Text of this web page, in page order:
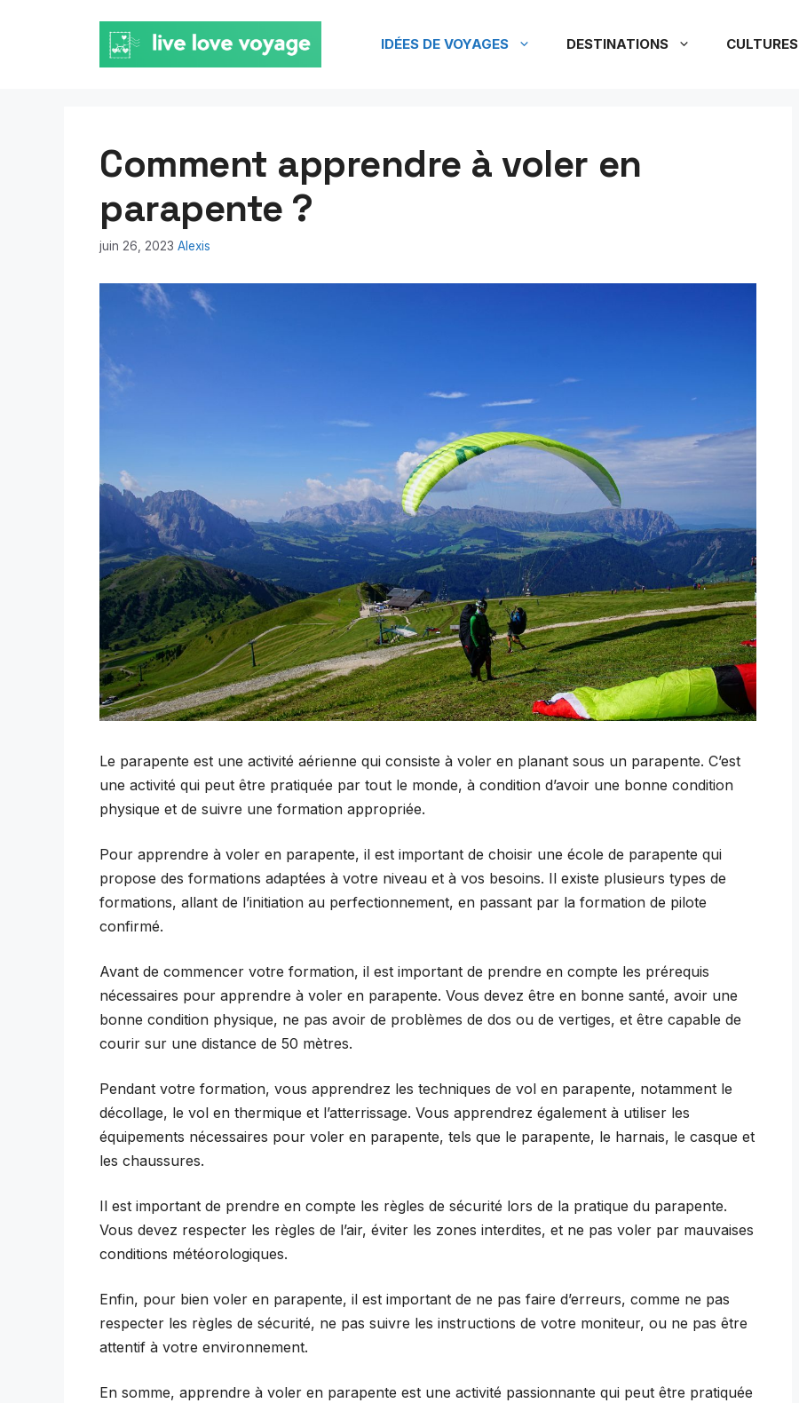
IDÉES DE VOYAGES DESTINATIONS CULTURES
Comment apprendre à voler en
parapente ?
juin 26, 2023 Alexis
Le parapente est une activité aérienne qui consiste à voler en planant sous un parapente. C’est
une activité qui peut être pratiquée par tout le monde, à condition d’avoir une bonne condition
physique et de suivre une formation appropriée.
Pour apprendre à voler en parapente, il est important de choisir une école de parapente qui
propose des formations adaptées à votre niveau et à vos besoins. Il existe plusieurs types de
formations, allant de l’initiation au perfectionnement, en passant par la formation de pilote
confirmé.
Avant de commencer votre formation, il est important de prendre en compte les prérequis
nécessaires pour apprendre à voler en parapente. Vous devez être en bonne santé, avoir une
bonne condition physique, ne pas avoir de problèmes de dos ou de vertiges, et être capable de
courir sur une distance de 50 mètres.
Pendant votre formation, vous apprendrez les techniques de vol en parapente, notamment le
décollage, le vol en thermique et l’atterrissage. Vous apprendrez également à utiliser les
équipements nécessaires pour voler en parapente, tels que le parapente, le harnais, le casque et
les chaussures.
Il est important de prendre en compte les règles de sécurité lors de la pratique du parapente.
Vous devez respecter les règles de l’air, éviter les zones interdites, et ne pas voler par mauvaises
conditions météorologiques.
Enfin, pour bien voler en parapente, il est important de ne pas faire d’erreurs, comme ne pas
respecter les règles de sécurité, ne pas suivre les instructions de votre moniteur, ou ne pas être
attentif à votre environnement.
En somme, apprendre à voler en parapente est une activité passionnante qui peut être pratiquée